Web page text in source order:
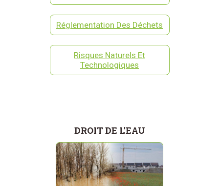
Réglementation Des Déchets
Risques Naturels Et
Technologiques
DROIT DE L'EAU